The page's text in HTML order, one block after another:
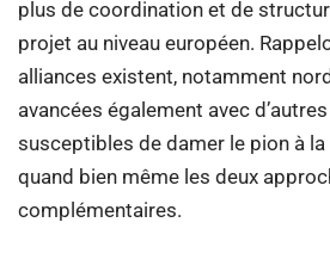
plus de coordination et de
projet au niveau européen.
alliances existent, notamment
avancées également avec
susceptibles de damer le pion à
quand bien même les deux
complémentaires.